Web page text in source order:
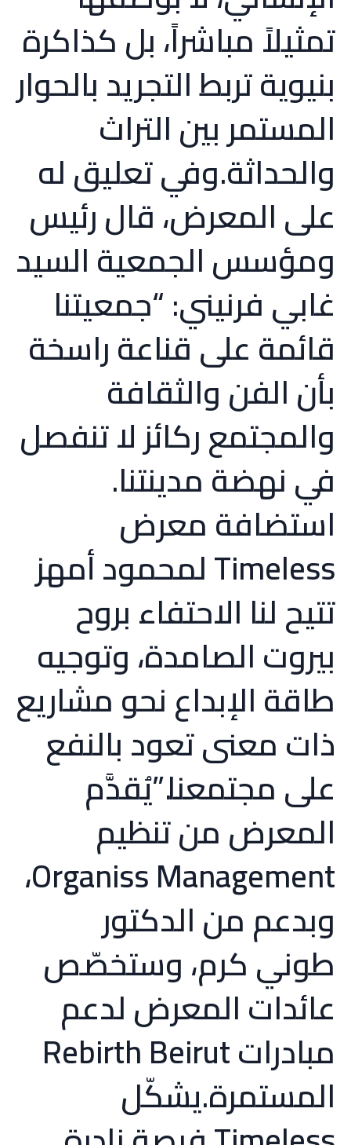
تمثيلاً مباشراً، بل كذاكرة
بنيوية تربط التجريد بالحوار
المستمر بين التراث
والحداثة.وفي تعليق له
على المعرض، قال رئيس
ومؤسس الجمعية السيد
غابي فرنيني: “جمعيتنا
قائمة على قناعة راسخة
بأن الفن والثقافة
والمجتمع ركائز لا تنفصل
في نهضة مدينتنا.
استضافة معرض
Timeless لمحمود أمهز
تتيح لنا الاحتفاء بروح
بيروت الصامدة، وتوجيه
طاقة الإبداع نحو مشاريع
ذات معنى تعود بالنفع
على مجتمعنا.”يُقدَّم
المعرض من تنظيم
Organiss Management،
وبدعم من الدكتور
طوني كرم، وستخصّص
عائدات المعرض لدعم
مبادرات Rebirth Beirut
المستمرة.يشكّل